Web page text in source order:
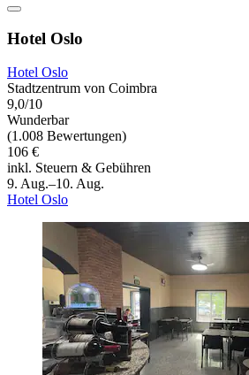
Hotel Oslo
Hotel Oslo
Stadtzentrum von Coimbra
9,0/10
Wunderbar
(1.008 Bewertungen)
106 €
inkl. Steuern & Gebühren
9. Aug.–10. Aug.
Hotel Oslo